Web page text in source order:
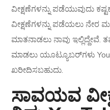
ವೀಕ್ಷಣೆಗಳನ್ನು ಪಡೆಯುವುದು
ವೀಕ್ಷಣೆಗಳನ್ನು ಪಡೆಯಲು ನೇರ
ಮಾತನಾಡಲು ನಾವು
ಮಾಡಲು ಯೂಟ್ಯೂಬರ್‌ಗಳು
ಖರೀದಿಸಬಹುದು.
ಸಾವಯವ